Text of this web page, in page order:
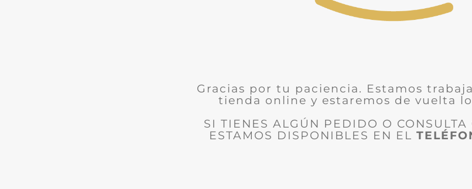
Gracias por tu paciencia. Estamos
tienda online y estaremos de vuelta
SI TIENES ALGÚN PEDIDO O CONSULTA
ESTAMOS DISPONIBLES EN EL